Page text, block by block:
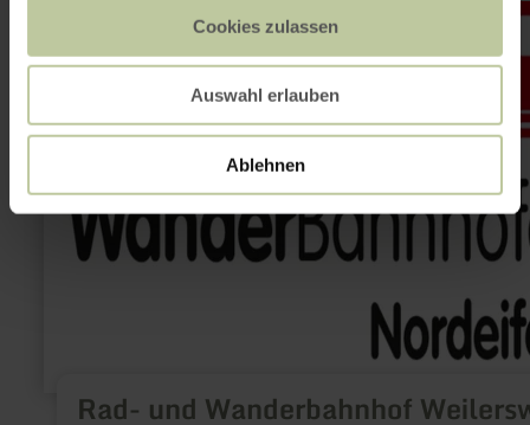
Cookies zulassen
Auswahl erlauben
Ablehnen
Rad- und Wanderbahnhof
Rad-
Weilerswist